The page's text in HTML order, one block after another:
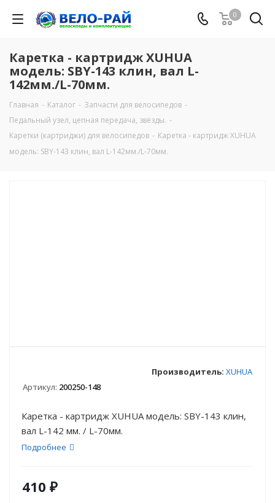
0
Каретка - картридж XUHUA
модель: SBY-143 клин, вал L-
142мм./L-70мм.
Главная - Каталог - Запчасти для велосипедов -
Педальный узел, цепная передача, звёзды. -
Каретки (картриджи) для велосипедов - Каретка - картридж XUHUA
модель: SBY-143 клин, вал L-142мм./L-70мм.
Артикул: 200250-148
Производитель: XUHUA
Каретка - картридж XUHUA модель: SBY-143 клин,
вал L-142 мм. / L-70мм.
Подробнее
410 ₽